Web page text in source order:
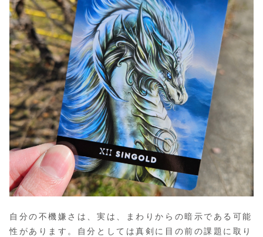
自分の不機嫌さは、実は、まわりからの暗示である可能
性があります。自分としては真剣に目の前の課題に取り